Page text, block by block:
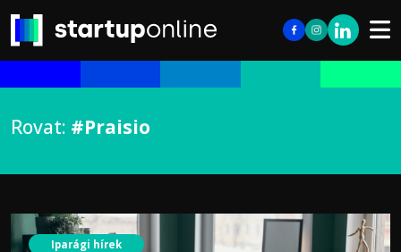
Rovat: #Praisio
Iparági hírek